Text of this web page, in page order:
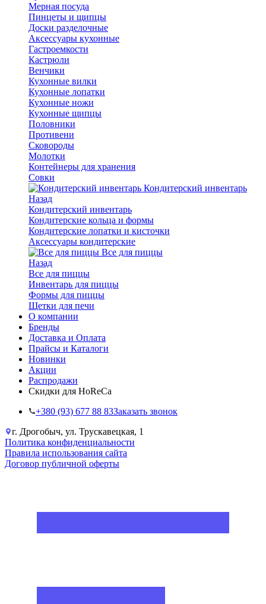
Мерная посуда
Пинцеты и щипцы
Доски разделочные
Аксессуары кухонные
Гастроемкости
Кастрюли
Венчики
Кухонные вилки
Кухонные лопатки
Кухонные ножи
Кухонные щипцы
Половники
Противени
Сковороды
Молотки
Контейнеры для хранения
Совки
Кондитерский инвентарь
Назад
Кондитерский инвентарь
Кондитерские кольца и формы
Кондитерские лопатки и кисточки
Аксессуары кондитерские
Все для пиццы
Назад
Все для пиццы
Инвентарь для пиццы
Формы для пиццы
Щетки для печи
О компании
Бренды
Доставка и Оплата
Прайсы и Каталоги
Новинки
Акции
Распродажи
Скидки для HoReCa
+38‎0 (93) 677 88 83Заказать звонок
г. Дрогобыч, ул. Трускавецкая, 1
Политика конфиденциальности
Правила использования сайта
Договор публичной оферты